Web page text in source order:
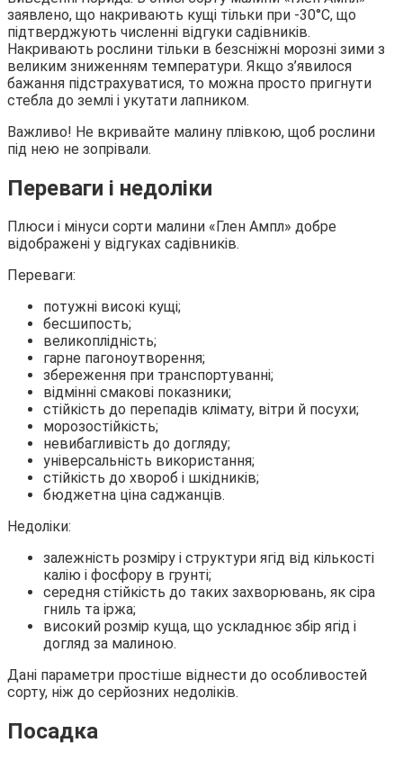
заявлено, що накривають кущі тільки при -30°С, що
підтверджують численні відгуки садівників.
Накривають рослини тільки в безсніжні морозні зими з
великим зниженням температури. Якщо з’явилося
бажання підстрахуватися, то можна просто пригнути
стебла до землі і укутати лапником.
Важливо! Не вкривайте малину плівкою, щоб рослини
під нею не зопрівали.
Переваги і недоліки
Плюси і мінуси сорти малини «Глен Ампл» добре
відображені у відгуках садівників.
Переваги:
потужні високі кущі;
бесшипость;
великоплідність;
гарне пагоноутворення;
збереження при транспортуванні;
відмінні смакові показники;
стійкість до перепадів клімату, вітри й посухи;
морозостійкість;
невибагливість до догляду;
універсальність використання;
стійкість до хвороб і шкідників;
бюджетна ціна саджанців.
Недоліки:
залежність розміру і структури ягід від кількості
калію і фосфору в грунті;
середня стійкість до таких захворювань, як сіра
гниль та іржа;
високий розмір куща, що ускладнює збір ягід і
догляд за малиною.
Дані параметри простіше віднести до особливостей
сорту, ніж до серйозних недоліків.
Посадка